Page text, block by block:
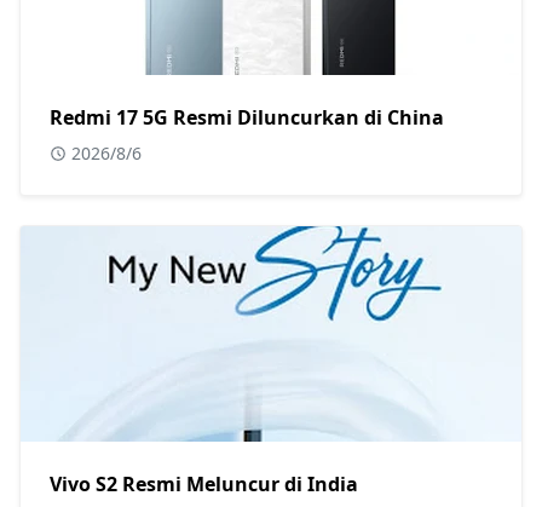
Redmi 17 5G Resmi Diluncurkan di China
2026/8/6
Vivo S2 Resmi Meluncur di India